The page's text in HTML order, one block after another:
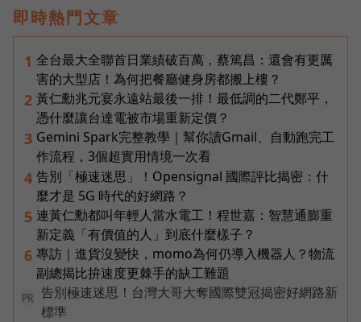
即時熱門文章
1 全台最大全聯首日業績破百萬，蔡篤昌：還會有更厲
害的大型店！為何把餐廳健身房都搬上樓？
2 黃仁勳兆元宴永遠站最後一排！最低調的二代鄭平，
憑什麼讓台達電被市場重新定價？
3 Gemini Spark完整教學｜幫你讀Gmail、自動跑完工
作流程，3個超實用情境一次看
4 告別「極速迷思」！Opensignal 國際評比揭密：什
麼才是 5G 時代的好網路？
5 連黃仁勳都叫年輕人當水電工！程世嘉：智慧通膨重
新定義「有價值的人」到底什麼樣子？
6 專訪｜進貨沒變快，momo為何仍導入機器人？物流
副總揭比拚速度更棘手的缺工難題
PR
告別極速迷思！台灣大哥大奪國際雙冠揭密好網路新
標準